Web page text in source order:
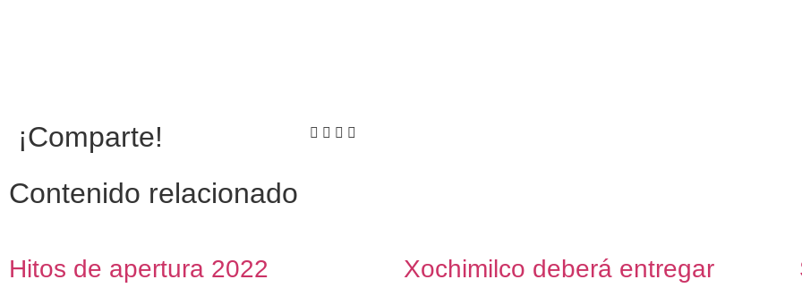
¡Comparte!
Contenido relacionado
Hitos de apertura 2022
Xochimilco deberá entregar